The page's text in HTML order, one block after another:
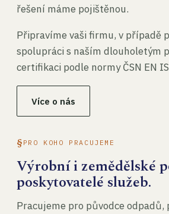
řešení máme pojištěnou.
Připravíme vaši firmu, v případě
spolupráci s naším dlouholetým
certifikaci podle normy ČSN EN
Více o nás
PRO KOHO PRACUJEME
Výrobní i zemědělské
poskytovatelé služeb.
Pracujeme pro původce odpadů,